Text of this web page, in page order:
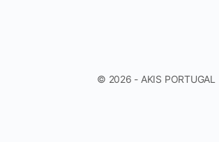
© 2026 - AKIS PORTUGAL